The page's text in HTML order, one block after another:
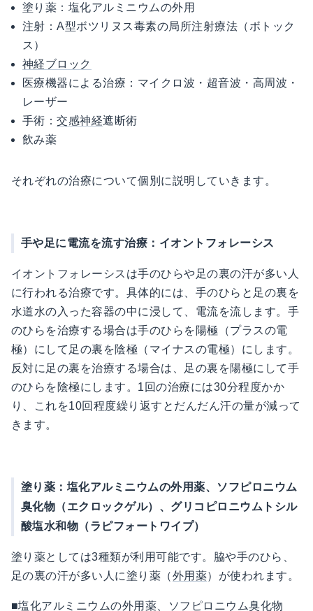
塗り薬：塩化アルミニウムの外用
注射：A型ボツリヌス毒素の局所注射療法（ボトック
ス）
神経ブロック
医療機器による治療：マイクロ波・超音波・高周波・
レーザー
手術：交感神経遮断術
飲み薬
それぞれの治療について個別に説明していきます。
手や足に電流を流す治療：イオントフォレーシス
イオントフォレーシスは手のひらや足の裏の汗が多い人
に行われる治療です。具体的には、手のひらと足の裏を
水道水の入った容器の中に浸して、電流を流します。手
のひらを治療する場合は手のひらを陽極（プラスの電
極）にして足の裏を陰極（マイナスの電極）にします。
反対に足の裏を治療する場合は、足の裏を陽極にして手
のひらを陰極にします。1回の治療には30分程度かか
り、これを10回程度繰り返すとだんだん汗の量が減って
きます。
塗り薬：塩化アルミニウムの外用薬、ソフピロニウム
臭化物（エクロックゲル）、グリコピロニウムトシル
酸塩水和物（ラピフォートワイプ）
塗り薬としては3種類が利用可能です。脇や手のひら、
足の裏の汗が多い人に塗り薬（外用薬）が使われます。
■塩化アルミニウムの外用薬、ソフピロニウム臭化物